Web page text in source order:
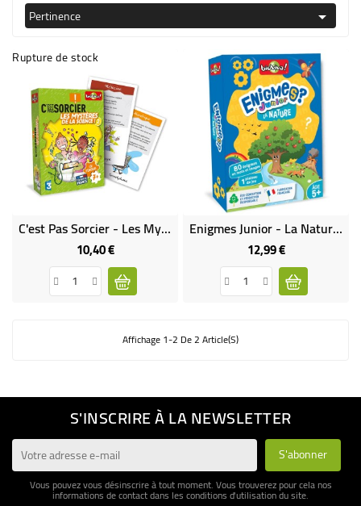
HYGIÈNE
SANTÉ
BIEN-
ÊTRE
BÉBÉ
CULTUREL
Pertinence 
Rupture de stock
C'est Pas Sorcier - Les Mystères De La Science 2
10,40 €Prix
Enigmes Junior - La Nature - Bioviva
12,99 €Prix
Affichage 1-2 De 2 Article(s)
S'INSCRIRE À LA NEWSLETTER
Vous pouvez vous désinscrire à tout moment. Vous trouverez pour cela nos
informations de contact dans les conditions d'utilisation du site.